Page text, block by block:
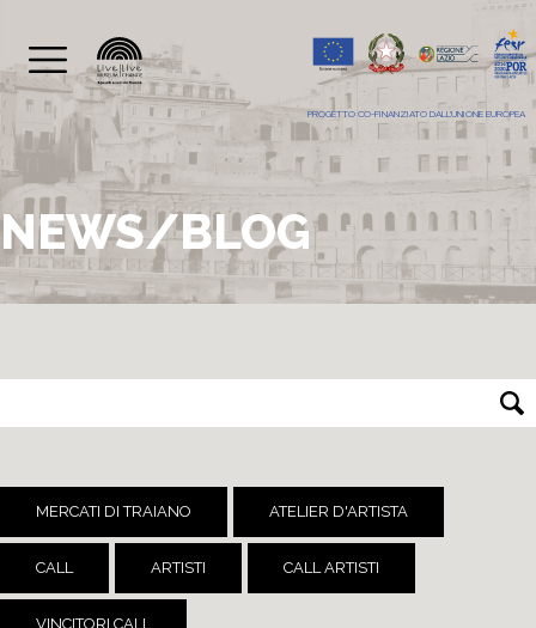
PROGETTO CO-FINANZIATO DALL'UNIONE EUROPEA
NEWS/BLOG
MERCATI DI TRAIANO ATELIER D'ARTISTA
CALL ARTISTI CALL ARTISTI
VINCITORI CALL